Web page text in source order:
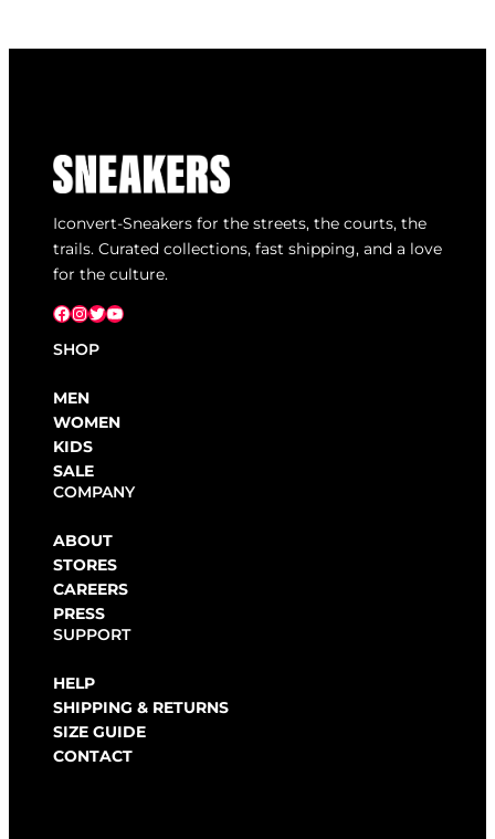
Iconvert-Sneakers for the streets, the courts, the
trails. Curated collections, fast shipping, and a love
for the culture.
Facebook InstagramX YouTube
SHOP
MEN
WOMEN
KIDS
SALE
COMPANY
ABOUT
STORES
CAREERS
PRESS
SUPPORT
HELP
SHIPPING & RETURNS
SIZE GUIDE
CONTACT